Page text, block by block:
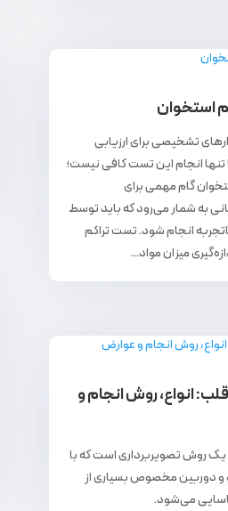
استخوان
تشخیصی برای ارزیابی
تنها انجام این تست کافی نیست؛
گام مهمی برای
به شمار می‌رود که باید توسط
انجام شود. تست تراکم
میزان مواد...
انواع، روش انجام و
روش تصویربرداری است که با
و دوربین‌ مخصوص بسیاری از
می‌شود.